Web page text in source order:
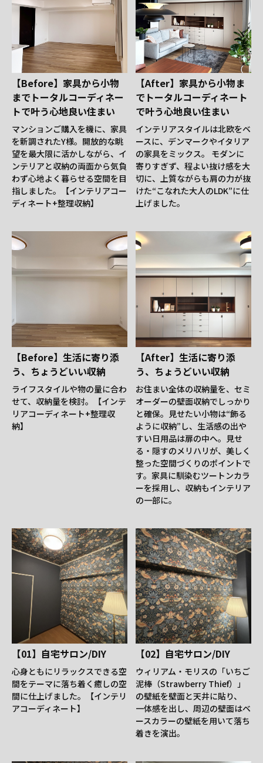
【Before】家具から小物
までトータルコーディネー
トで叶う心地良い住まい
マンションご購入を機に、家具
を新調されたY様。開放的な眺
望を最大限に活かしながら、イ
ンテリアと収納の両面から気負
わず心地よく暮らせる空間を目
指しました。【インテリアコー
ディネート+整理収納】
【After】家具から小物ま
でトータルコーディネート
で叶う心地良い住まい
インテリアスタイルは北欧をベ
ースに、デンマークやイタリア
の家具をミックス。 モダンに
寄りすぎず、程よい抜け感を大
切に、上質ながらも肩の力が抜
けた“こなれた大人のLDK”に仕
上げました。
【Before】生活に寄り添
う、ちょうどいい収納
ライフスタイルや物の量に合わ
せて、収納量を検討。【インテ
リアコーディネート+整理収
納】
【After】生活に寄り添
う、ちょうどいい収納
お住まい全体の収納量を、セミ
オーダーの壁面収納でしっかり
と確保。見せたい小物は“飾る
ように収納”し、生活感の出や
すい日用品は扉の中へ。見せ
る・隠すのメリハリが、美しく
整った空間づくりのポイントで
す。家具に馴染むツートンカラ
ーを採用し、収納もインテリア
の一部に。
【01】自宅サロン/DIY
心身ともにリラックスできる空
間をテーマに落ち着く癒しの空
間に仕上げました。【インテリ
アコーディネート】
【02】自宅サロン/DIY
ウィリアム・モリスの「いちご
泥棒（Strawberry Thief）」
の壁紙を壁面と天井に貼り、
一体感を出し、周辺の壁面はベ
ースカラーの壁紙を用いて落ち
着きを演出。